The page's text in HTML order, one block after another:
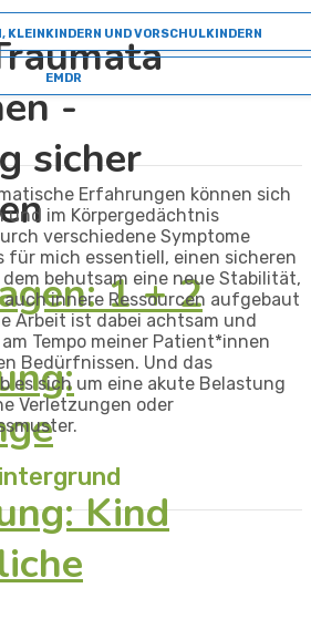
-
sicher
1 + 2
Kind
UND VORSCHULKINDERN
EMDR
Erfahrungen können sich
und im Körpergedächtnis
verschiedene Symptome
für mich essentiell, einen sicheren
behutsam eine neue Stabilität,
innere Ressourcen aufgebaut
Arbeit ist dabei achtsam und
Tempo meiner Patient*innen
Bedürfnissen. Und das
es sich um eine akute Belastung
Verletzungen oder